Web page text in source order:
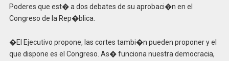
Poderes que est� a dos debates de su aprobaci�n en el
Congreso de la Rep�blica.
�El Ejecutivo propone, las cortes tambi�n pueden proponer y el
que dispone es el Congreso. As� funciona nuestra democracia,